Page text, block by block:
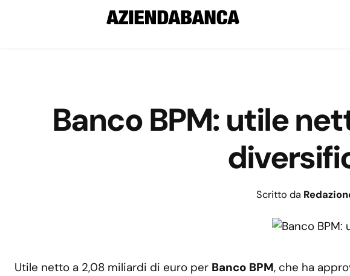
Banco BPM: utile
Scritto da
Utile netto a 2,08 miliardi di euro per Banco BPM, che ha